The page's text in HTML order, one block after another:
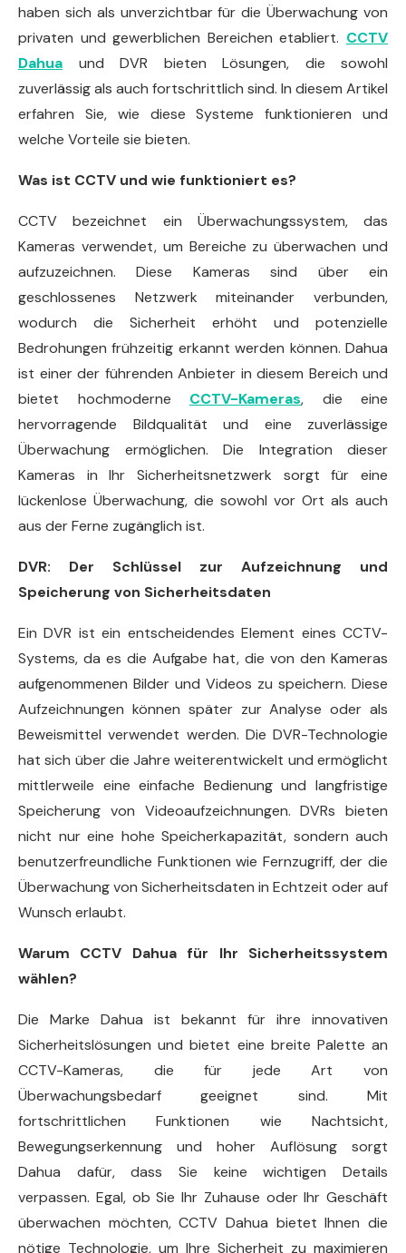
haben sich als unverzichtbar für die Überwachung von
privaten und gewerblichen Bereichen etabliert. CCTV
Dahua und DVR bieten Lösungen, die sowohl
zuverlässig als auch fortschrittlich sind. In diesem Artikel
erfahren Sie, wie diese Systeme funktionieren und
welche Vorteile sie bieten.
Was ist CCTV und wie funktioniert es?
CCTV bezeichnet ein Überwachungssystem, das
Kameras verwendet, um Bereiche zu überwachen und
aufzuzeichnen. Diese Kameras sind über ein
geschlossenes Netzwerk miteinander verbunden,
wodurch die Sicherheit erhöht und potenzielle
Bedrohungen frühzeitig erkannt werden können. Dahua
ist einer der führenden Anbieter in diesem Bereich und
bietet hochmoderne CCTV-Kameras, die eine
hervorragende Bildqualität und eine zuverlässige
Überwachung ermöglichen. Die Integration dieser
Kameras in Ihr Sicherheitsnetzwerk sorgt für eine
lückenlose Überwachung, die sowohl vor Ort als auch
aus der Ferne zugänglich ist.
DVR: Der Schlüssel zur Aufzeichnung und
Speicherung von Sicherheitsdaten
Ein DVR ist ein entscheidendes Element eines CCTV-
Systems, da es die Aufgabe hat, die von den Kameras
aufgenommenen Bilder und Videos zu speichern. Diese
Aufzeichnungen können später zur Analyse oder als
Beweismittel verwendet werden. Die DVR-Technologie
hat sich über die Jahre weiterentwickelt und ermöglicht
mittlerweile eine einfache Bedienung und langfristige
Speicherung von Videoaufzeichnungen. DVRs bieten
nicht nur eine hohe Speicherkapazität, sondern auch
benutzerfreundliche Funktionen wie Fernzugriff, der die
Überwachung von Sicherheitsdaten in Echtzeit oder auf
Wunsch erlaubt.
Warum CCTV Dahua für Ihr Sicherheitssystem
wählen?
Die Marke Dahua ist bekannt für ihre innovativen
Sicherheitslösungen und bietet eine breite Palette an
CCTV-Kameras, die für jede Art von
Überwachungsbedarf geeignet sind. Mit
fortschrittlichen Funktionen wie Nachtsicht,
Bewegungserkennung und hoher Auflösung sorgt
Dahua dafür, dass Sie keine wichtigen Details
verpassen. Egal, ob Sie Ihr Zuhause oder Ihr Geschäft
überwachen möchten, CCTV Dahua bietet Ihnen die
nötige Technologie, um Ihre Sicherheit zu maximieren